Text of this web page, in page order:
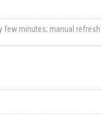
minutes; manual refresh